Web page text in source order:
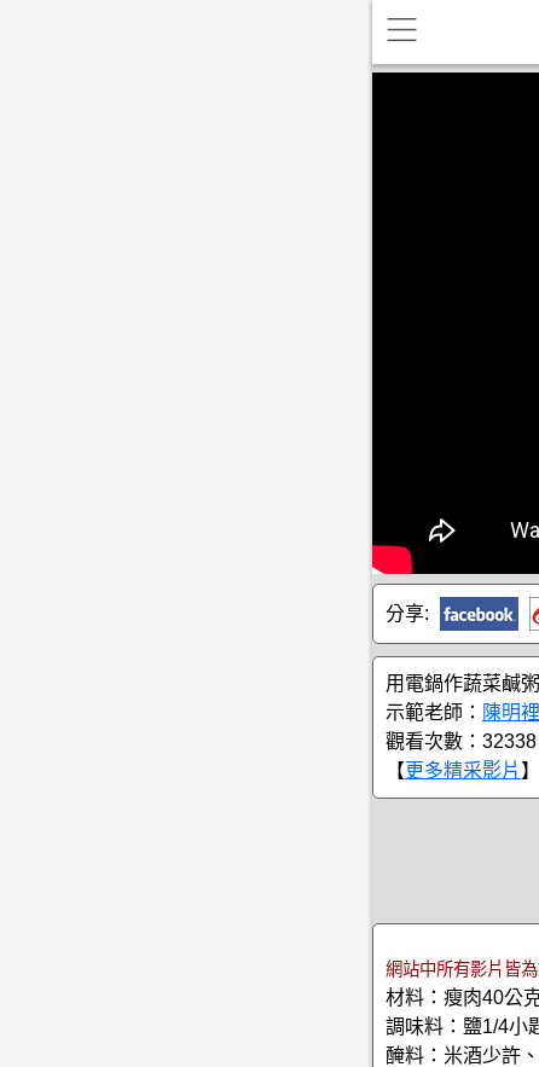
分享:
用電鍋作蔬菜鹹粥
示範老師： 陳明裡
觀看次數：32338
【更多精采影片
網站中所有影片皆
材料：瘦肉40公
調味料：鹽1/4小
醃料：米酒少許